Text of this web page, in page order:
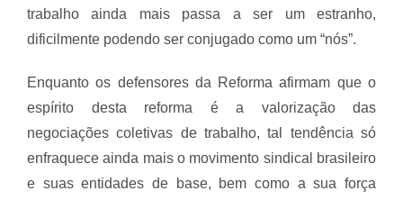
trabalho ainda mais passa a ser um estranho,
dificilmente podendo ser conjugado como um “nós”.
Enquanto os defensores da Reforma afirmam que o
espírito desta reforma é a valorização das
negociações coletivas de trabalho, tal tendência só
enfraquece ainda mais o movimento sindical brasileiro
e suas entidades de base, bem como a sua força